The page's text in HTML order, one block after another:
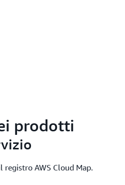
prodotti
registro AWS Cloud Map.